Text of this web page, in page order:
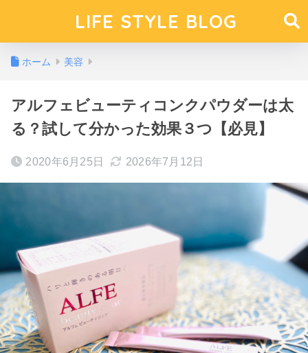
LIFE STYLE BLOG
ホーム 美容
アルフェビューティコンクパウダーは太
る？試して分かった効果３つ【必見】
2020年6月25日 2026年7月12日